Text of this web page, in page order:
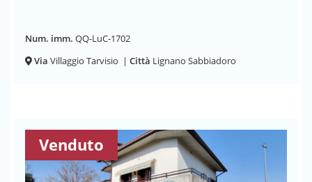
Num. imm. QQ-LuC-1702
Via Villaggio Tarvisio | Città Lignano Sabbiadoro
Venduto